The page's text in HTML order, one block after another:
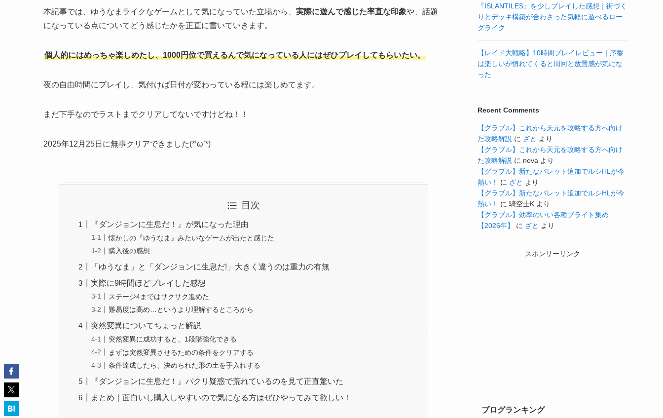
本記事では、ゆうなまライクなゲームとして気になっていた立場から、 実際に遊んで感じた率直な印象や、話題
になっている点についてどう感じたかを正直に書いていきます。
個人的にはめっちゃ楽しめたし、1000円位で買えるんで気になっている人にはぜひプレイしてもらいたい。
夜の自由時間にプレイし、気付けば日付が変わっている程には楽しめてます。
まだ下手なのでラストまでクリアしてないですけどね！！
2025年12月25日に無事クリアできました(*’ω’*)
目次
『ダンジョンに生息だ！』が気になった理由
懐かしの『ゆうなま』みたいなゲームが出たと感じた
購入後の感想
「ゆうなま」と「ダンジョンに生息だ!」大きく違うのは重力の有無
実際に9時間ほどプレイした感想
ステージ4まではサクサク進めた
難易度は高め…というより理解するところから
突然変異についてちょっと解説
突然変異に成功すると、1段階強化できる
まずは突然変異させるための条件をクリアする
条件達成したら、決められた形の土を手入れする
『ダンジョンに生息だ！』パクリ疑惑で荒れているのを見て正直驚いた
まとめ｜面白いし購入しやすいので気になる方はぜひやってみて欲しい！
『ISLANTILES』を少しプレイした感想｜街づく
りとデッキ構築が合わさった気軽に遊べるロー
グライク
【レイド大戦略】10時間プレイレビュー｜序盤
は楽しいが慣れてくると周回と放置感が気にな
った
Recent Comments
【グラブル】これから天元を攻略する方へ向け
た攻略解説 に ざと より
【グラブル】これから天元を攻略する方へ向け
た攻略解説 に nova より
【グラブル】新たなバレット追加でルシHLが今
熱い！
に ざと より
【グラブル】新たなバレット追加でルシHLが今
熱い！
に 騎空士K より
【グラブル】効率のいい各種ブライト集め
【2026年】
に ざと より
スポンサーリンク
ブログランキング